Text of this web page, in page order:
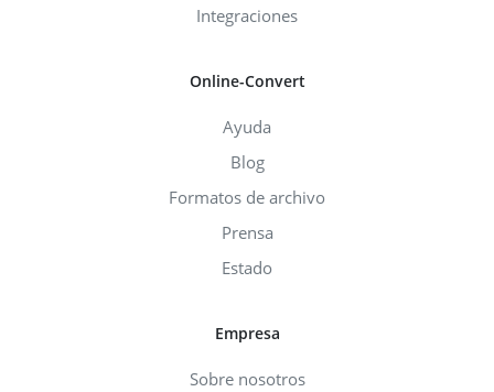
Integraciones
Online-Convert
Ayuda
Blog
Formatos de archivo
Prensa
Estado
Empresa
Sobre nosotros